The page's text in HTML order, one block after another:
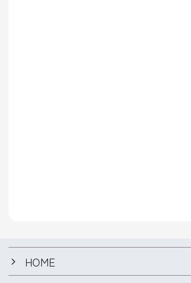
HOME